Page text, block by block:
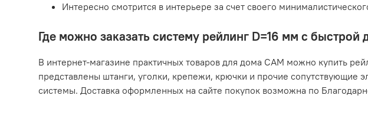
Интересно смотрится в интерьере за счет своего
Где можно заказать систему рейлинг D=16 мм с
В интернет-магазине практичных товаров для дома САМ можно купить
представлены штанги, уголки, крепежи, крючки и прочие сопутствующие
системы. Доставка оформленных на сайте покупок возможна по